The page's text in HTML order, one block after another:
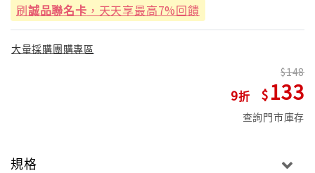
刷誠品聯名卡 ，天天享最高7%回饋
大量採購團購專區
9
148
133
查詢門市庫存
規格